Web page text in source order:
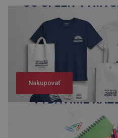
Nakupovať